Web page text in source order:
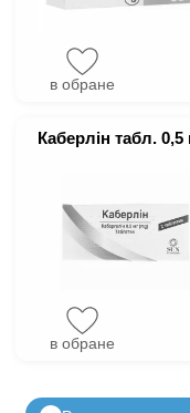
в обране
Каберлін табл.
в обране